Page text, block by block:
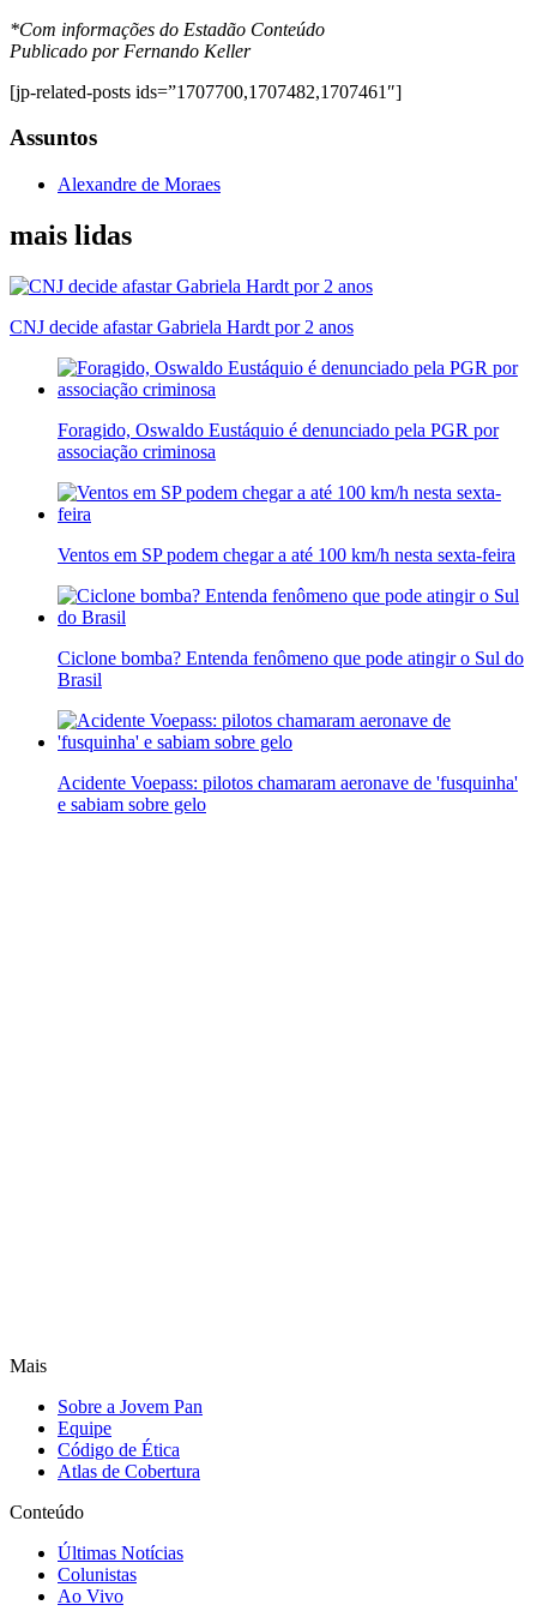
*Com informações do Estadão Conteúdo
Publicado por Fernando Keller
[jp-related-posts ids=”1707700,1707482,1707461″]
Assuntos
Alexandre de Moraes
mais lidas
CNJ decide afastar Gabriela Hardt por 2 anos
Foragido, Oswaldo Eustáquio é denunciado pela PGR por
associação criminosa
Ventos em SP podem chegar a até 100 km/h nesta sexta-feira
Ciclone bomba? Entenda fenômeno que pode atingir o Sul do
Brasil
Acidente Voepass: pilotos chamaram aeronave de 'fusquinha'
e sabiam sobre gelo
Mais
Sobre a Jovem Pan
Equipe
Código de Ética
Atlas de Cobertura
Conteúdo
Últimas Notícias
Colunistas
Ao Vivo